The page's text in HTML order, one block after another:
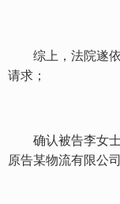
综上，法院遂依
请求；
确认被告李女士
原告某物流有限公